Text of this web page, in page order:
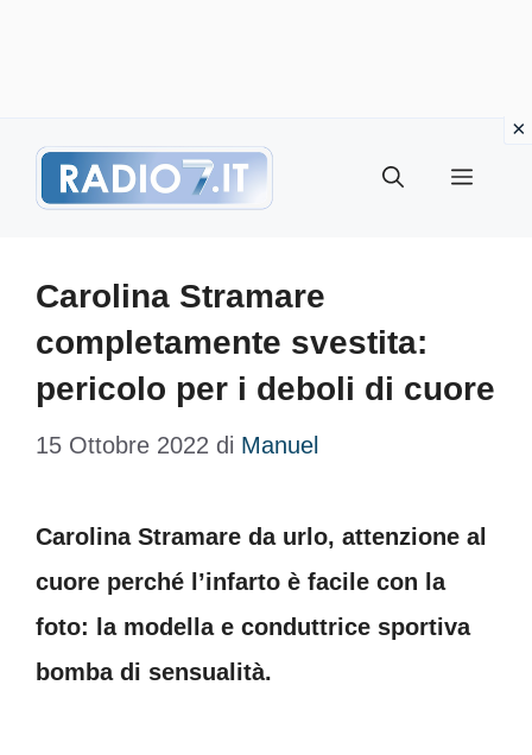
Menu
Carolina Stramare
completamente svestita:
pericolo per i deboli di cuore
15 Ottobre 2022 di Manuel
Carolina Stramare da urlo, attenzione al
cuore perché l’infarto è facile con la
foto: la modella e conduttrice sportiva
bomba di sensualità.